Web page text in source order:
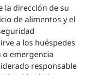
la dirección de su
de alimentos y el
a los huéspedes
o emergencia
responsable